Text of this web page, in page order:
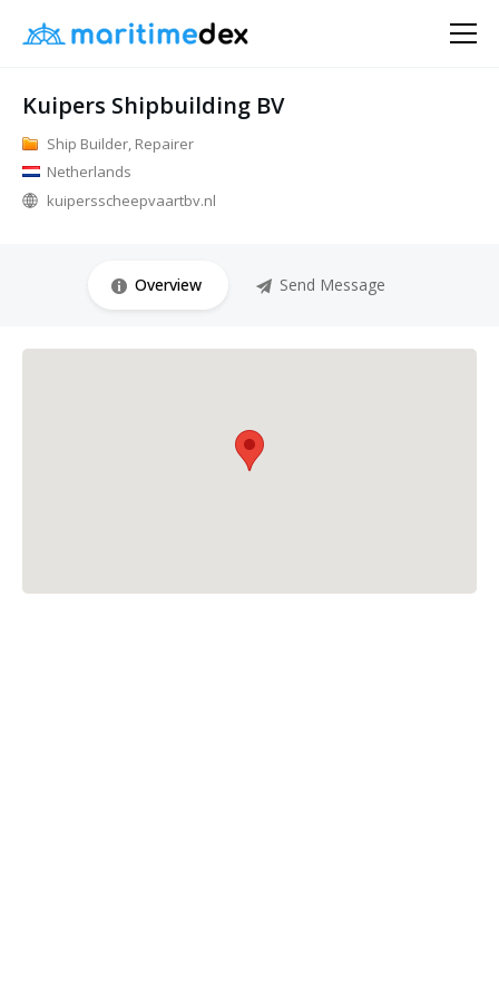
Kuipers Shipbuilding BV
Ship Builder, Repairer
Netherlands
kuipersscheepvaartbv.nl
Overview Send Message